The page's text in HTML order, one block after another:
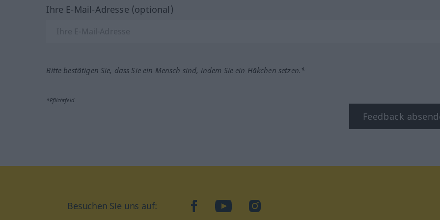
Ihre E-Mail-Adresse (optional)
Bitte bestätigen Sie, dass Sie ein Mensch sind, indem Sie ein Häkchen setzen.*
*Pflichtfeld
Feedback
Besuchen Sie uns auf: facebookYouTubeInstagram